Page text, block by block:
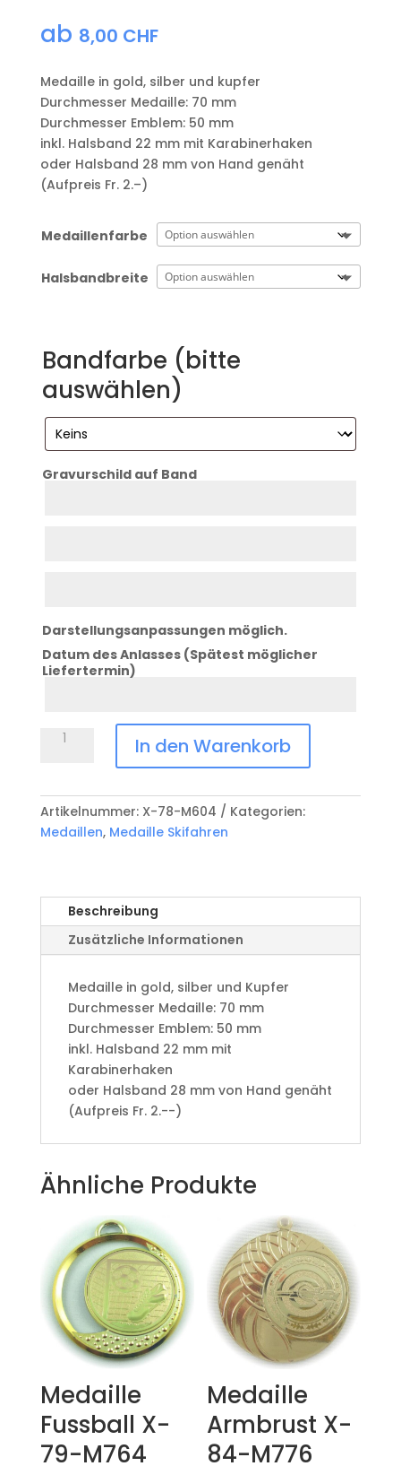
ab 8,00 CHF
Medaille in gold, silber und kupfer
​Durchmesser Medaille: 70 mm
Durchmesser Emblem: 50 mm
​inkl. Halsband 22 mm mit Karabinerhaken
oder Halsband 28 mm von Hand genäht
(Aufpreis Fr. 2.–)
Medaillenfarbe
Halsbandbreite
Bandfarbe (bitte
auswählen)
Gravurschild auf Band
Darstellungsanpassungen möglich.
Datum des Anlasses (Spätest möglicher
Liefertermin)
Medaille
78-
M604
Menge
In den Warenkorb
Artikelnummer: X-78-M604
Kategorien:
Medaillen, Medaille Skifahren
Beschreibung
Zusätzliche Informationen
Medaille in gold, silber und Kupfer
​Durchmesser Medaille: 70 mm
Durchmesser Emblem: 50 mm
​inkl. Halsband 22 mm mit
Karabinerhaken
oder Halsband 28 mm von Hand genäht
(Aufpreis Fr. 2.--)
Ähnliche Produkte
Medaille
Fussball X-
79-M764
Medaille
Armbrust X-
84-M776